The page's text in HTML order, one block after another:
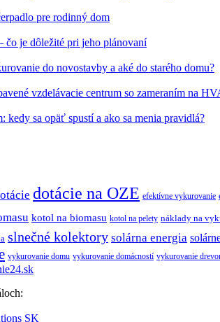
pre rodinný dom
čo je dôležité pri jeho plánovaní
do novostavby a aké do starého domu?
vzdelávacie centrum so zameraním na
kedy sa opäť spustí a ako sa menia pravidlá?
dotácie na OZE efektívne vykurovanie
kotol na biomasu kotol na pelety náklady na
slnečné kolektory solárna energia
vykurovanie domu vykurovanie domácností vykurovanie
SK